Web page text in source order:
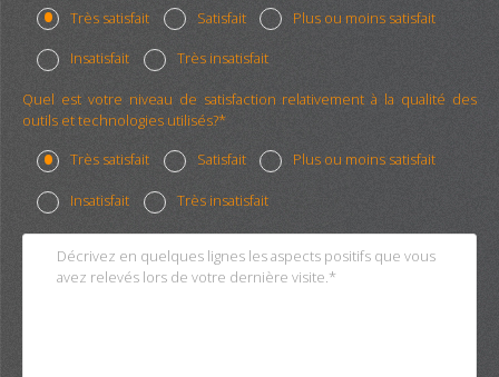
Très satisfait
Satisfait Plus ou moins satisfait
Insatisfait Très insatisfait
Quel est votre niveau de satisfaction relativement à la qualité des
outils et technologies utilisés?*
Très satisfait
Satisfait Plus ou moins satisfait
Insatisfait Très insatisfait